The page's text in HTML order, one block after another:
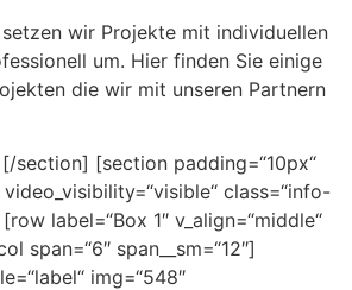
wir Projekte mit individuellen
um. Hier finden Sie einige
die wir mit unseren Partnern
[section padding=“10px“
class=“info-
label=“Box 1″ v_align=“middle“
span=“6″ span__sm=“12″]
img=“548″